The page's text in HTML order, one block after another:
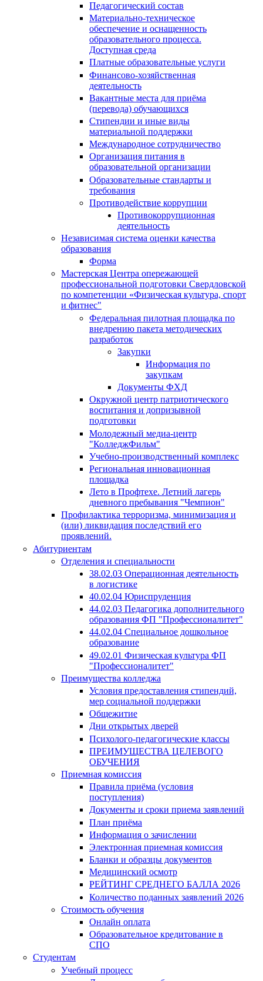
Педагогический состав
Материально-техническое
обеспечение и оснащенность
образовательного процесса.
Доступная среда
Платные образовательные услуги
Финансово-хозяйственная
деятельность
Вакантные места для приёма
(перевода) обучающихся
Стипендии и иные виды
материальной поддержки
Международное сотрудничество
Организация питания в
образовательной организации
Образовательные стандарты и
требования
Противодействие коррупции
Противокоррупционная
деятельность
Независимая система оценки качества
образования
Форма
Мастерская Центра опережающей
профессиональной подготовки Свердловской
по компетенции «Физическая культура, спорт
и фитнес"
Федеральная пилотная площадка по
внедрению пакета методических
разработок
Закупки
Информация по
закупкам
Документы ФХД
Окружной центр патриотического
воспитания и допризывной
подготовки
Молодежный медиа-центр
"КолледжФильм"
Учебно-производственный комплекс
Региональная инновационная
площадка
Лето в Профтехе. Летний лагерь
дневного пребывания "Чемпион"
Профилактика терроризма, минимизация и
(или) ликвидация последствий его
проявлений.
Абитуриентам
Отделения и специальности
38.02.03 Операционная деятельность
в логистике
40.02.04 Юриспруденция
44.02.03 Педагогика дополнительного
образования ФП "Профессионалитет"
44.02.04 Специальное дошкольное
образование
49.02.01 Физическая культура ФП
"Профессионалитет"
Преимущества колледжа
Условия предоставления стипендий,
мер социальной поддержки
Общежитие
Дни открытых дверей
Психолого-педагогические классы
ПРЕИМУЩЕСТВА ЦЕЛЕВОГО
ОБУЧЕНИЯ
Приемная комиссия
Правила приёма (условия
поступления)
Документы и сроки приема заявлений
План приёма
Информация о зачислении
Электронная приемная комиссия
Бланки и образцы документов
Медицинский осмотр
РЕЙТИНГ СРЕДНЕГО БАЛЛА 2026
Количество поданных заявлений 2026
Стоимость обучения
Онлайн оплата
Образовательное кредитование в
СПО
Студентам
Учебный процесс